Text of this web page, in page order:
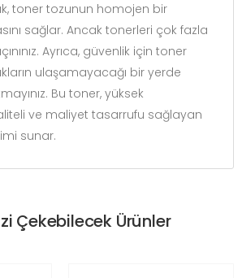
toner tozunun homojen bir
sağlar. Ancak tonerleri çok fazla
Ayrıca, güvenlik için toner
ulaşamayacağı bir yerde
Bu toner, yüksek
ve maliyet tasarrufu sağlayan
sunar.
Çekebilecek Ürünler